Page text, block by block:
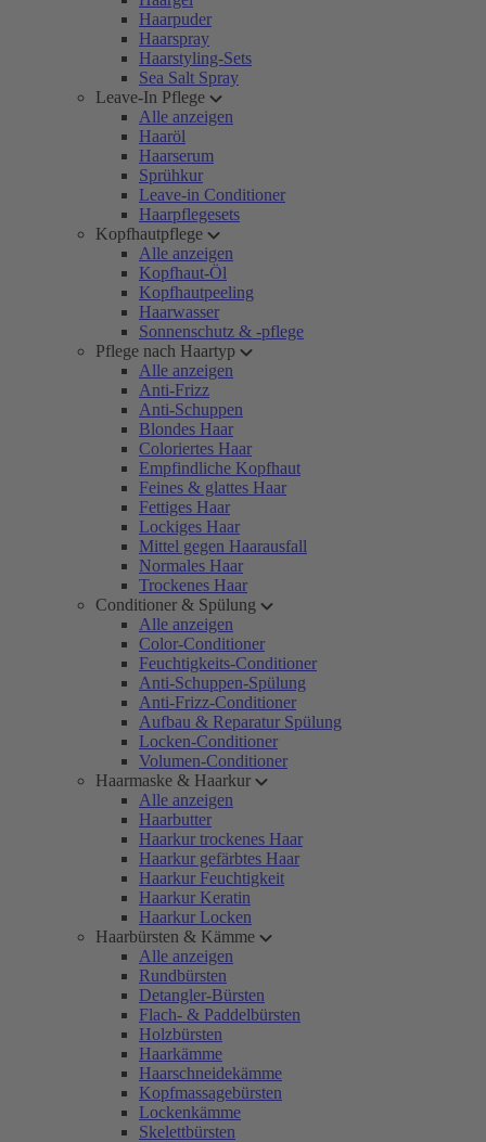
Haarpuder
Haarspray
Haarstyling-Sets
Sea Salt Spray
Leave-In Pflege
Alle anzeigen
Haaröl
Haarserum
Sprühkur
Leave-in Conditioner
Haarpflegesets
Kopfhautpflege
Alle anzeigen
Kopfhaut-Öl
Kopfhautpeeling
Haarwasser
Sonnenschutz & -pflege
Pflege nach Haartyp
Alle anzeigen
Anti-Frizz
Anti-Schuppen
Blondes Haar
Coloriertes Haar
Empfindliche Kopfhaut
Feines & glattes Haar
Fettiges Haar
Lockiges Haar
Mittel gegen Haarausfall
Normales Haar
Trockenes Haar
Conditioner & Spülung
Alle anzeigen
Color-Conditioner
Feuchtigkeits-Conditioner
Anti-Schuppen-Spülung
Anti-Frizz-Conditioner
Aufbau & Reparatur Spülung
Locken-Conditioner
Volumen-Conditioner
Haarmaske & Haarkur
Alle anzeigen
Haarbutter
Haarkur trockenes Haar
Haarkur gefärbtes Haar
Haarkur Feuchtigkeit
Haarkur Keratin
Haarkur Locken
Haarbürsten & Kämme
Alle anzeigen
Rundbürsten
Detangler-Bürsten
Flach- & Paddelbürsten
Holzbürsten
Haarkämme
Haarschneidekämme
Kopfmassagebürsten
Lockenkämme
Skelettbürsten